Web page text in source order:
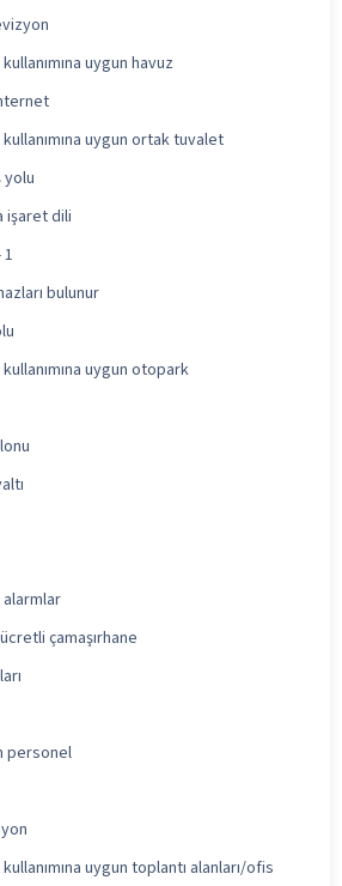
uygun havuz
uygun ortak tuvalet
yolu
işaret dili
1
bulunur
uygun otopark
çamaşırhane
personel
uygun toplantı alanları/ofis